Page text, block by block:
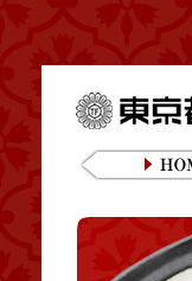
東京都